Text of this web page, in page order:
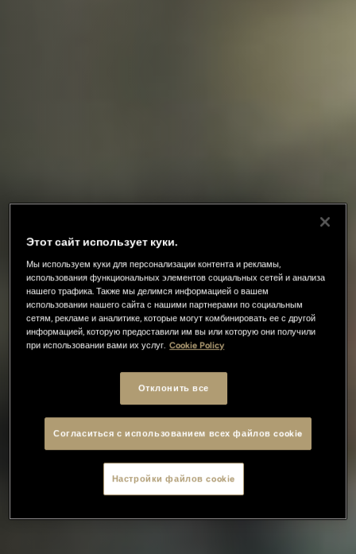
Этот сайт использует куки.
Мы используем куки для персонализации контента и рекламы,
использования функциональных элементов социальных сетей и анализа
нашего трафика. Также мы делимся информацией о вашем
использовании нашего сайта с нашими партнерами по социальным
сетям, рекламе и аналитике, которые могут комбинировать ее с другой
информацией, которую предоставили им вы или которую они получили
при использовании вами их услуг. Cookie Policy
Отклонить все
Согласиться с использованием всех файлов cookie
Настройки файлов cookie